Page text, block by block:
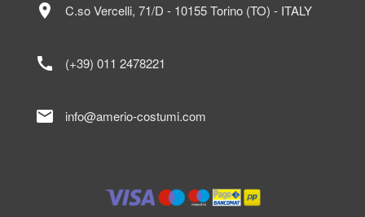
location_on C.so Vercelli, 71/D - 10155 Torino (TO) - ITALY
call (+39) 011 2478221
mail info@amerio-costumi.com